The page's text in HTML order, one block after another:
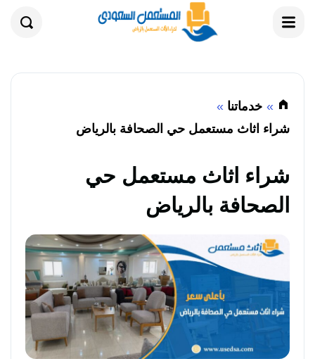
خدماتنا
شراء اثاث مستعمل حي الصحافة بالرياض
شراء اثاث مستعمل حي
الصحافة بالرياض